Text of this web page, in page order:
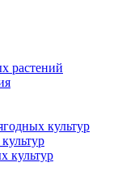
растений
культур
культур